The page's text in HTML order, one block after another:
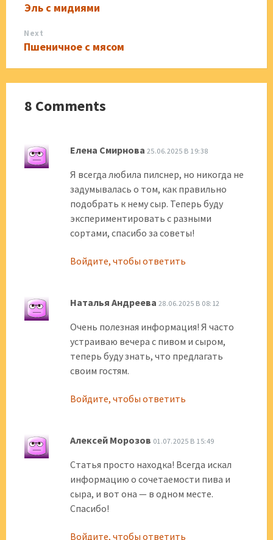
Эль с мидиями
Next
Пшеничное с мясом
8 Comments
Елена Смирнова 25.06.2025 В 19:38
Я всегда любила пилснер, но никогда не
задумывалась о том, как правильно
подобрать к нему сыр. Теперь буду
экспериментировать с разными
сортами, спасибо за советы!
Войдите, чтобы ответить
Наталья Андреева 28.06.2025 В 08:12
Очень полезная информация! Я часто
устраиваю вечера с пивом и сыром,
теперь буду знать, что предлагать
своим гостям.
Войдите, чтобы ответить
Алексей Морозов 01.07.2025 В 15:49
Статья просто находка! Всегда искал
информацию о сочетаемости пива и
сыра, и вот она — в одном месте.
Спасибо!
Войдите, чтобы ответить